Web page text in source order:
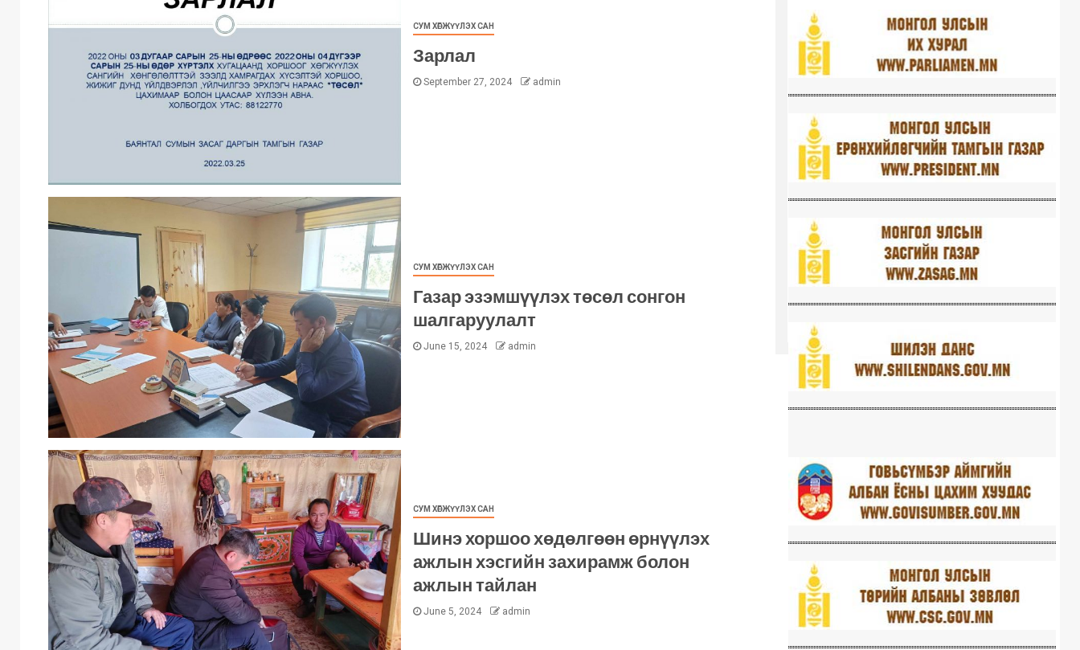
СУМ ХӨГЖҮҮЛЭХ САН
Зарлал
September 27, 2024 admin
СУМ ХӨГЖҮҮЛЭХ САН
Газар эзэмшүүлэх төсөл сонгон
шалгаруулалт
June 15, 2024 admin
СУМ ХӨГЖҮҮЛЭХ САН
Шинэ хоршоо хөдөлгөөн өрнүүлэх
ажлын хэсгийн захирамж болон
ажлын тайлан
June 5, 2024 admin